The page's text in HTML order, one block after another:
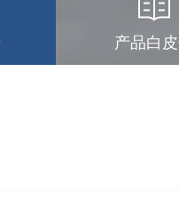
产品白